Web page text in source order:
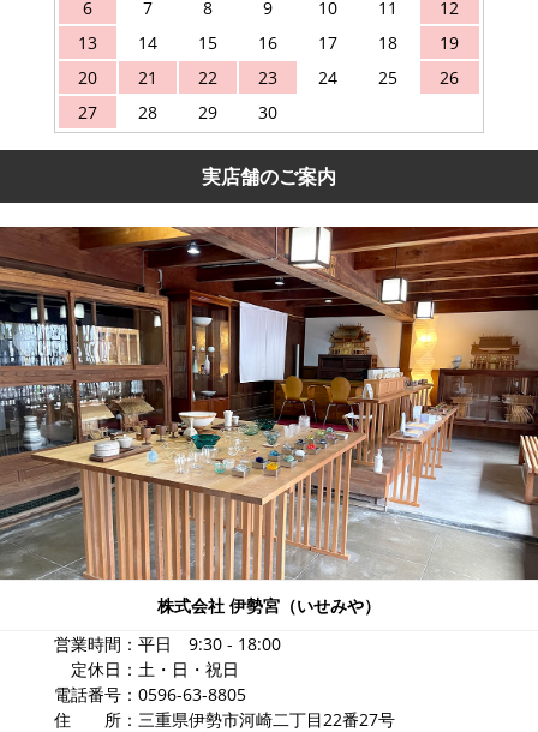
6
7 8 9 10 11
12
13
14 15 16 17 18
19
20
21 22 23 24 25
26
27
28 29 30
実店舗のご案内
株式会社 伊勢宮（いせみや）
営業時間：平日 9:30 - 18:00
定休日：土・日・祝日
電話番号：0596-63-8805
住 所：三重県伊勢市河崎二丁目22番27号